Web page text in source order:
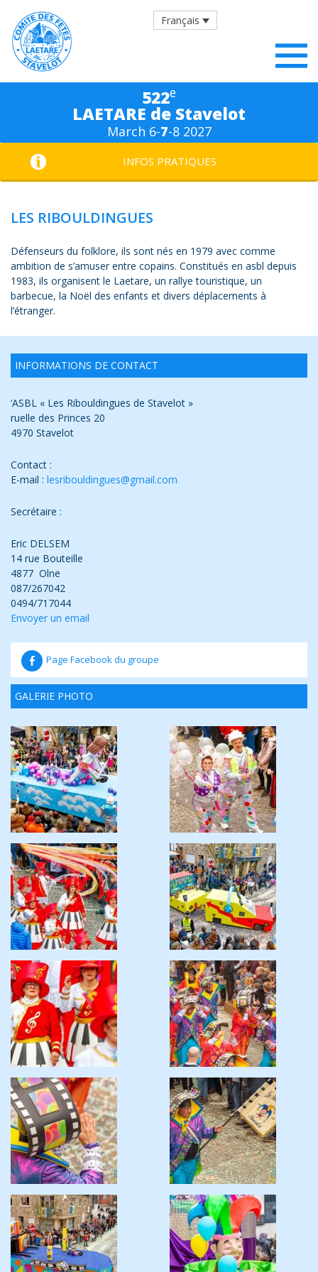
Français
522e
LAETARE de Stavelot
March 6-7-8 2027
INFOS PRATIQUES
LES RIBOULDINGUES
Défenseurs du folklore, ils sont nés en 1979 avec comme
ambition de s’amuser entre copains. Constitués en asbl depuis
1983, ils organisent le Laetare, un rallye touristique, un
barbecue, la Noël des enfants et divers déplacements à
l’étranger.
INFORMATIONS DE CONTACT
‘ASBL « Les Ribouldingues de Stavelot »
ruelle des Princes 20
4970 Stavelot
Contact :
E-mail : lesribouldingues@gmail.com
Secrétaire :
Eric DELSEM
14 rue Bouteille
4877 Olne
087/267042
0494/717044
Envoyer un email
Page Facebook du groupe
GALERIE PHOTO